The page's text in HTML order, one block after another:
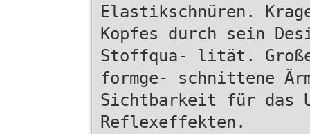
Elastikschnüren.
Kopfes durch sein
Stoffqua- lität. Große
formge- schnittene
Sichtbarkeit für das
Reflexeffekten.